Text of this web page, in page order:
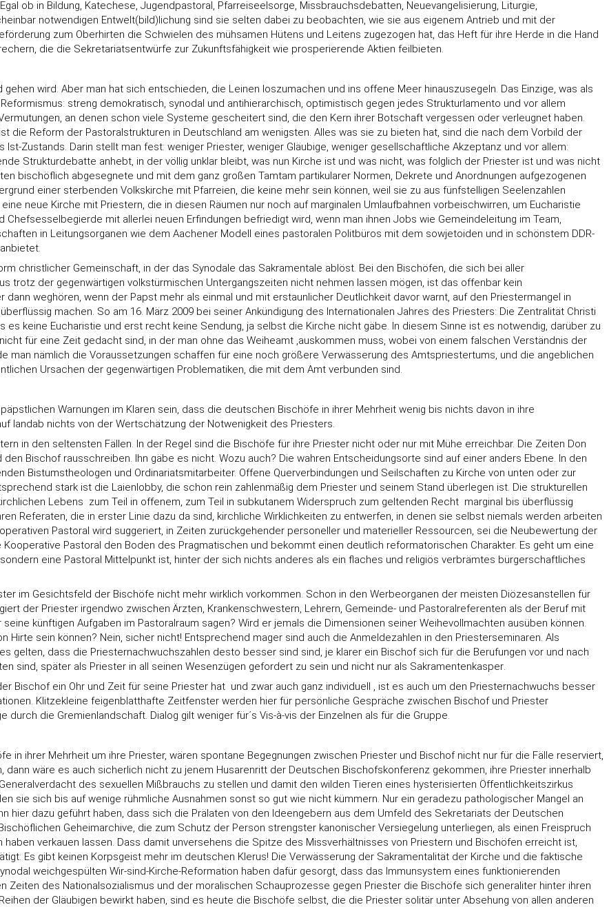
ob in Bildung, Katechese, Jugendpastoral, Pfarreiseelsorge, Missbrauchsdebatten, Neuevangelisierung, Liturgie,
notwendigen Entwelt(bild)lichung sind sie selten dabei zu beobachten, wie sie aus eigenem Antrieb und mit der
zum Oberhirten die Schwielen des mühsamen Hütens und Leitens zugezogen hat, das Heft für ihre Herde in die Hand
die die Sekretariatsentwürfe zur Zukunftsfähigkeit wie prosperierende Aktien feilbieten.
wird. Aber man hat sich entschieden, die Leinen loszumachen und ins offene Meer hinauszusegeln. Das Einzige, was als
streng demokratisch, synodal und antihierarchisch, optimistisch gegen jedes Strukturlamento und vor allem
an denen schon viele Systeme gescheitert sind, die den Kern ihrer Botschaft vergessen oder verleugnet haben.
die Reform der Pastoralstrukturen in Deutschland am wenigsten. Alles was sie zu bieten hat, sind die nach dem Vorbild der
Zustands. Darin stellt man fest: weniger Priester, weniger Gläubige, weniger gesellschaftliche Akzeptanz und vor allem:
Strukturdebatte anhebt, in der völlig unklar bleibt, was nun Kirche ist und was nicht, was folglich der Priester ist und was nicht
bischöflich abgesegnete und mit dem ganz großen Tamtam partikularer Normen, Dekrete und Anordnungen aufgezogenen
einer sterbenden Volkskirche mit Pfarreien, die keine mehr sein können, weil sie zu aus fünfstelligen Seelenzahlen
neue Kirche mit Priestern, die in diesen Räumen nur noch auf marginalen Umlaufbahnen vorbeischwirren, um Eucharistie
mit allerlei neuen Erfindungen befriedigt wird, wenn man ihnen Jobs wie Gemeindeleitung im Team,
in Leitungsorganen wie dem Aachener Modell eines pastoralen Politbüros mit dem sowjetoiden und in schönstem DDR-
christlicher Gemeinschaft, in der das Synodale das Sakramentale ablöst. Bei den Bischöfen, die sich bei aller
trotz der gegenwärtigen volkstürmischen Untergangszeiten nicht nehmen lassen mögen, ist das offenbar kein
weghören, wenn der Papst mehr als einmal und mit erstaunlicher Deutlichkeit davor warnt, auf den Priestermangel in
machen. So am 16. März 2009 bei seiner Ankündigung des Internationalen Jahres des Priesters: Die Zentralität Christi
keine Eucharistie und erst recht keine Sendung, ja selbst die Kirche nicht gäbe. In diesem Sinne ist es notwendig, darüber zu
für eine Zeit gedacht sind, in der man ohne das Weiheamt ,auskommen muss, wobei von einem falschen Verständnis der
man nämlich die Voraussetzungen schaffen für eine noch größere Verwässerung des Amtspriestertums, und die angeblichen
Ursachen der gegenwärtigen Problematiken, die mit dem Amt verbunden sind.
Warnungen im Klaren sein, dass die deutschen Bischöfe in ihrer Mehrheit wenig bis nichts davon in ihre
landab nichts von der Wertschätzung der Notwenigkeit des Priesters.
in den seltensten Fällen. In der Regel sind die Bischöfe für ihre Priester nicht oder nur mit Mühe erreichbar. Die Zeiten Don
Bischof rausschreiben. Ihn gäbe es nicht. Wozu auch? Die wahren Entscheidungsorte sind auf einer anders Ebene. In den
Bistumstheologen und Ordinariatsmitarbeiter. Offene Querverbindungen und Seilschaften zu Kirche von unten oder zur
stark ist die Laienlobby, die schon rein zahlenmäßig dem Priester und seinem Stand überlegen ist. Die strukturellen
Lebens  zum Teil in offenem, zum Teil in subkutanem Widerspruch zum geltenden Recht  marginal bis überflüssig
Referaten, die in erster Linie dazu da sind, kirchliche Wirklichkeiten zu entwerfen, in denen sie selbst niemals werden arbeiten
Pastoral wird suggeriert, in Zeiten zurückgehender personeller und materieller Ressourcen, sei die Neubewertung der
Pastoral den Boden des Pragmatischen und bekommt einen deutlich reformatorischen Charakter. Es geht um eine
eine Pastoral Mittelpunkt ist, hinter der sich nichts anderes als ein flaches und religiös verbrämtes bürgerschaftliches
im Gesichtsfeld der Bischöfe nicht mehr wirklich vorkommen. Schon in den Werbeorganen der meisten Diözesanstellen für
der Priester irgendwo zwischen Ärzten, Krankenschwestern, Lehrern, Gemeinde- und Pastoralreferenten als der Beruf mit
künftigen Aufgaben im Pastoralraum sagen? Wird er jemals die Dimensionen seiner Weihevollmachten ausüben können.
sein können? Nein, sicher nicht! Entsprechend mager sind auch die Anmeldezahlen in den Priesterseminaren. Als
gelten, dass die Priesternachwuchszahlen desto besser sind sind, je klarer ein Bischof sich für die Berufungen vor und nach
sind, später als Priester in all seinen Wesenzügen gefordert zu sein und nicht nur als Sakramentenkasper.
Bischof ein Ohr und Zeit für seine Priester hat  und zwar auch ganz individuell , ist es auch um den Priesternachwuchs besser
Klitzekleine feigenblatthafte Zeitfenster werden hier für persönliche Gespräche zwischen Bischof und Priester
die Gremienlandschaft. Dialog gilt weniger für´s Vis-à-vis der Einzelnen als für die Gruppe.
in ihrer Mehrheit um ihre Priester, wären spontane Begegnungen zwischen Priester und Bischof nicht nur für die Fälle reserviert,
wäre es auch sicherlich nicht zu jenem Husarenritt der Deutschen Bischofskonferenz gekommen, ihre Priester innerhalb
des sexuellen Mißbrauchs zu stellen und damit den wilden Tieren eines hysterisierten Öffentlichkeitszirkus
sie sich bis auf wenige rühmliche Ausnahmen sonst so gut wie nicht kümmern. Nur ein geradezu pathologischer Mangel an
hier dazu geführt haben, dass sich die Prälaten von den Ideengebern aus dem Umfeld des Sekretariats der Deutschen
Geheimarchive, die zum Schutz der Person strengster kanonischer Versiegelung unterliegen, als einen Freispruch
verkauen lassen. Dass damit unversehens die Spitze des Missverhältnisses von Priestern und Bischöfen erreicht ist,
Es gibt keinen Korpsgeist mehr im deutschen Klerus! Die Verwässerung der Sakramentalität der Kirche und die faktische
weichgespülten Wir-sind-Kirche-Reformation haben dafür gesorgt, dass das Immunsystem eines funktionierenden
Zeiten des Nationalsozialismus und der moralischen Schauprozesse gegen Priester die Bischöfe sich generaliter hinter ihren
der Gläubigen bewirkt haben, sind es heute die Bischöfe selbst, die die Priester solitär unter Absehung von allen anderen